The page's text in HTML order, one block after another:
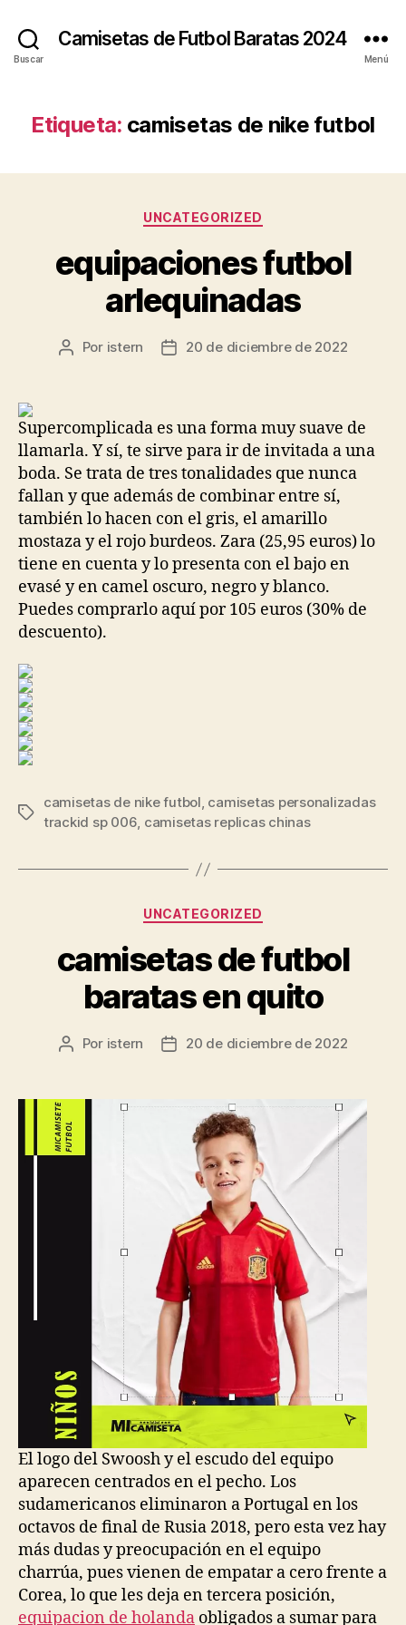
Buscar
Camisetas de Futbol Baratas 2024
Menú
Etiqueta: camisetas de nike futbol
Categorías
UNCATEGORIZED
equipaciones futbol
arlequinadas
Autor
Por istern
Fecha20 de diciembre de 2022
Supercomplicada es una forma muy suave de
llamarla. Y sí, te sirve para ir de invitada a una
boda. Se trata de tres tonalidades que nunca
fallan y que además de combinar entre sí,
también lo hacen con el gris, el amarillo
mostaza y el rojo burdeos. Zara (25,95 euros) lo
tiene en cuenta y lo presenta con el bajo en
evasé y en camel oscuro, negro y blanco.
Puedes comprarlo aquí por 105 euros (30% de
descuento).
Etiquetas
camisetas de nike futbol, camisetas personalizadas
trackid sp 006, camisetas replicas chinas
Categorías
UNCATEGORIZED
camisetas de futbol
baratas en quito
Autor
entrada
Por istern
Fecha
entrada
20 de diciembre de 2022
El logo del Swoosh y el escudo del equipo
aparecen centrados en el pecho. Los
sudamericanos eliminaron a Portugal en los
octavos de final de Rusia 2018, pero esta vez hay
más dudas y preocupación en el equipo
charrúa, pues vienen de empatar a cero frente a
Corea, lo que les deja en tercera posición,
equipacion de holanda obligados a sumar para